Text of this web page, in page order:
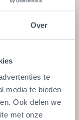
Over
te
media te bieden
Ook delen we
met onze
je aan de
mag het
vakwerk,
garanties.